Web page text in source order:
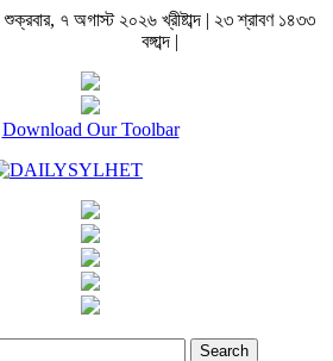
শুক্রবার, ৭ অগাস্ট ২০২৬ খ্রীষ্টাব্দ | ২৩ শ্রাবণ ১৪৩৩
বঙ্গাব্দ |
Download Our Toolbar